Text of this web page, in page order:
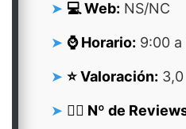
💻 Web: NS/NC
⌚ Horario: 9:00 a
⭐ Valoración: 3,0
👍🏻 Nº de